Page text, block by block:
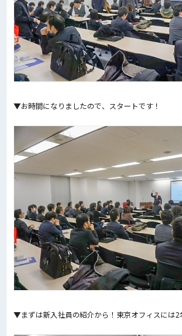
▼お時間になりましたので、スタートです！
▼まずは新入社員の紹介から！東京オフィスには2